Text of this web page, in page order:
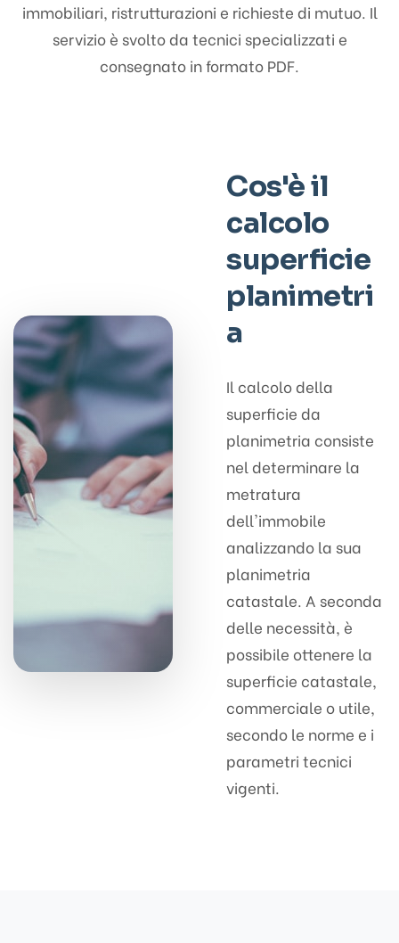
immobiliari, ristrutturazioni e richieste di mutuo. Il
servizio è svolto da tecnici specializzati e
consegnato in formato PDF.
Cos'è il
calcolo
superficie
planimetri
a
Il calcolo della
superficie da
planimetria consiste
nel determinare la
metratura
dell'immobile
analizzando la sua
planimetria
catastale. A seconda
delle necessità, è
possibile ottenere la
superficie catastale,
commerciale o utile,
secondo le norme e i
parametri tecnici
vigenti.